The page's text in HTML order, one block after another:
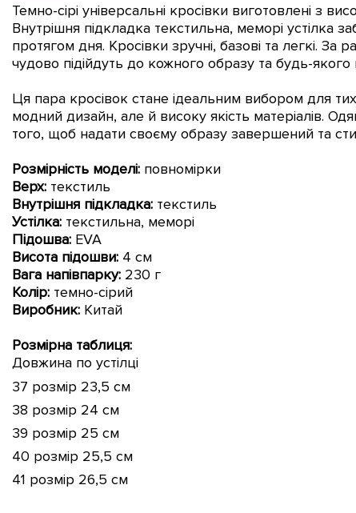
Темно-сірі універсальні кросівки виготовлені з
Внутрішня підкладка текстильна, меморі устілка
протягом дня. Кросівки зручні, базові та легкі. За
чудово підійдуть до кожного образу та будь-якого
Ця пара кросівок стане ідеальним вибором для
модний дизайн, але й високу якість матеріалів.
того, щоб надати своєму образу завершений та
Розмірність моделі: повномірки
Верх: текстиль
Внутрішня підкладка: текстиль
Устілка: текстильна, меморі
Підошва: EVA
Висота підошви: 4 см
Вага напівпарку: 230 г
Колір: темно-сірий
Виробник: Китай
Розмірна таблиця:
Довжина по устілці
37 розмір 23,5 см
38 розмір 24 см
39 розмір 25 см
40 розмір 25,5 см
41 розмір 26,5 см